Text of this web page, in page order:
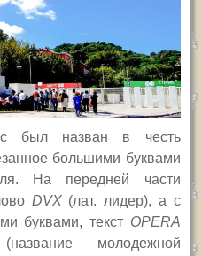
был назван в честь
большими буквами
На передней части
DVX(лат. лидер), а с
буквами, текст OPERA
молодежной